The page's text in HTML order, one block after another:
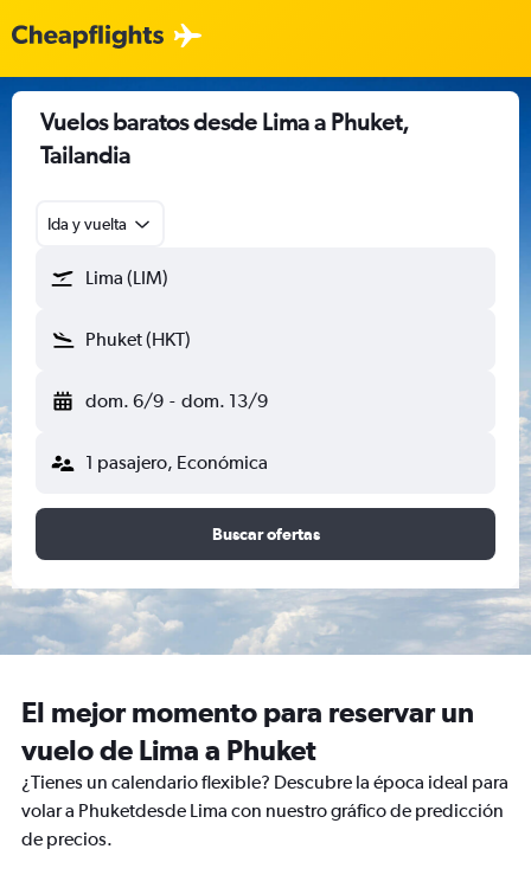
Vuelos baratos desde Lima a Phuket,
Tailandia
Ida y vuelta
Lima (LIM)
Phuket (HKT)
dom. 6/9 - dom. 13/9
1 pasajero, Económica
Buscar ofertas
El mejor momento para reservar un
vuelo de Lima a Phuket
¿Tienes un calendario flexible? Descubre la época ideal para
volar a Phuketdesde Lima con nuestro gráfico de predicción
de precios.